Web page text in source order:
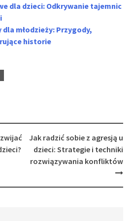
dla dzieci: Odkrywanie tajemnic
młodzieży: Przygody,
historie
Jak radzić sobie z agresją u
dzieci: Strategie i techniki
rozwiązywania konfliktów